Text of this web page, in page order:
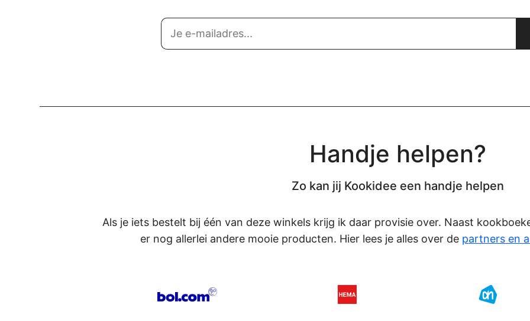
Handje helpen?
Zo kan jij Kookidee een handje helpen
Als je iets bestelt bij één van deze winkels krijg ik daar provisie over. Naast
er nog allerlei andere mooie producten. Hier lees je alles over de partners en